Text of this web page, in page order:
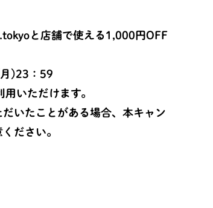
と店舗で使える1,000円OFF
)23：59
いただけます。
いたことがある場合、本キャン
ださい。